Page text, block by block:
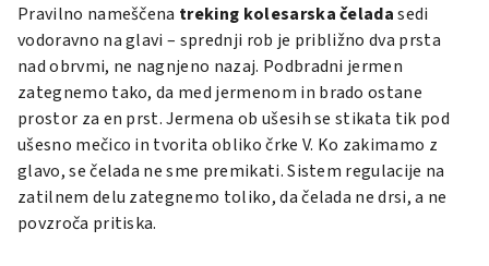
Pravilno nameščena treking kolesarska čeladasedi
vodoravno na glavi – sprednji rob je približno dva prsta
nad obrvmi, ne nagnjeno nazaj. Podbradni jermen
zategnemo tako, da med jermenom in brado ostane
prostor za en prst. Jermena ob ušesih se stikata tik pod
ušesno mečico in tvorita obliko črke V. Ko zakimamo z
glavo, se čelada ne sme premikati. Sistem regulacije na
zatilnem delu zategnemo toliko, da čelada ne drsi, a ne
povzroča pritiska.